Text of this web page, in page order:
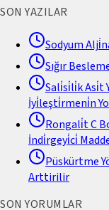
SON YAZILAR
Sodyum
Sığır
Sali̇si̇li̇k Asi̇t
İyi̇leşti̇rmeni̇n
Rongali̇t C
İndi̇rgeyi̇ci̇
Püskürtme
Arttirilir
SON YORUMLAR